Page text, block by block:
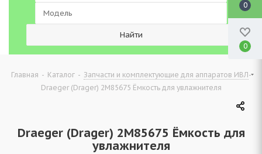
Главная - Каталог - Запчасти и комплектующие для аппаратов ИВЛ-
Draeger (Drager) 2M85675 Ёмкость для увлажнителя
Draeger (Drager) 2M85675 Ёмкость для
увлажнителя
0
0